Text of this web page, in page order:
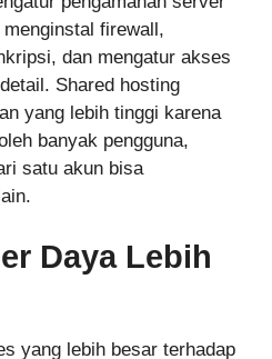
firewall,
dan mengatur akses
Shared hosting
yang lebih tinggi karena
banyak pengguna,
satu akun bisa
Daya Lebih
yang lebih besar terhadap